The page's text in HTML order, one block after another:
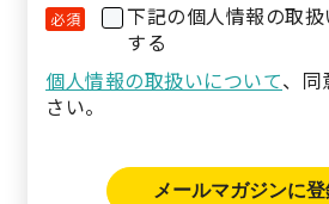
下記の個人情報の取
する
個人情報の取扱いについて、同
さい。